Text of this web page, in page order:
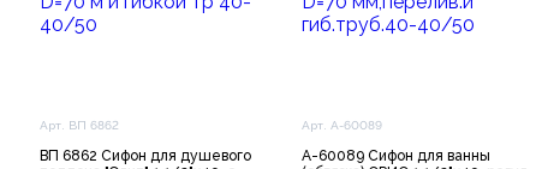
Арт. ВП 6862
ВП 6862 Сифон для душевого
Арт. А-60089
А-60089 Сифон для ванны